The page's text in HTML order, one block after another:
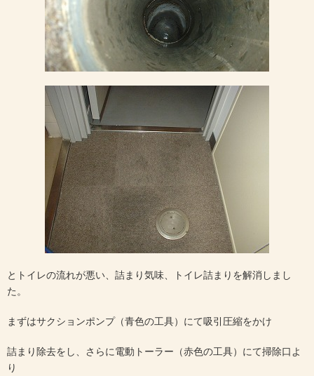
とトイレの流れが悪い、詰まり気味、トイレ詰まりを解消しまし
た。
まずはサクションポンプ（青色の工具）にて吸引圧縮をかけ
詰まり除去をし、さらに電動トーラー（赤色の工具）にて掃除口よ
り